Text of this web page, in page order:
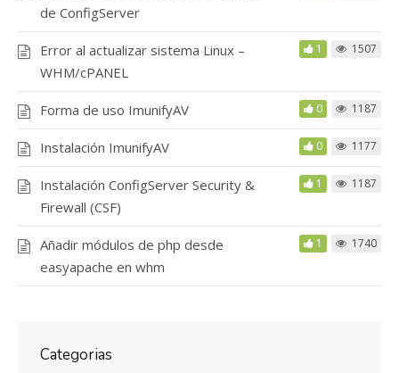
de ConfigServer
Error al actualizar sistema Linux –
WHM/cPANEL
1 1507
Forma de uso ImunifyAV 0 1187
Instalación ImunifyAV 0 1177
Instalación ConfigServer Security &
Firewall (CSF)
1 1187
Añadir módulos de php desde
easyapache en whm
1 1740
Categorias